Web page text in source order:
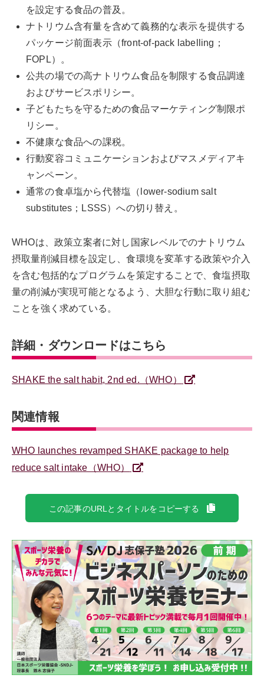
を設定する食品の普及。
ナトリウム含有量を含めて義務的な表示を提供する
パッケージ前面表示（front-of-pack labelling；
FOPL）。
公共の場での高ナトリウム食品を制限する食品調達
およびサービスポリシー。
子どもたちを守るための食品マーケティング制限ポ
リシー。
不健康な食品への課税。
行動変容コミュニケーションおよびマスメディアキ
ャンペーン。
通常の食卓塩から代替塩（lower-sodium salt
substitutes；LSSS）への切り替え。
WHOは、政策立案者に対し国家レベルでのナトリウム
摂取量削減目標を設定し、食環境を変革する政策や介入
を含む包括的なプログラムを策定することで、食塩摂取
量の削減が実現可能となるよう、大胆な行動に取り組む
ことを強く求めている。
詳細・ダウンロードはこちら
SHAKE the salt habit, 2nd ed.（WHO）
関連情報
WHO launches revamped SHAKE package to help
reduce salt intake（WHO）
この記事のURLとタイトルをコピーする